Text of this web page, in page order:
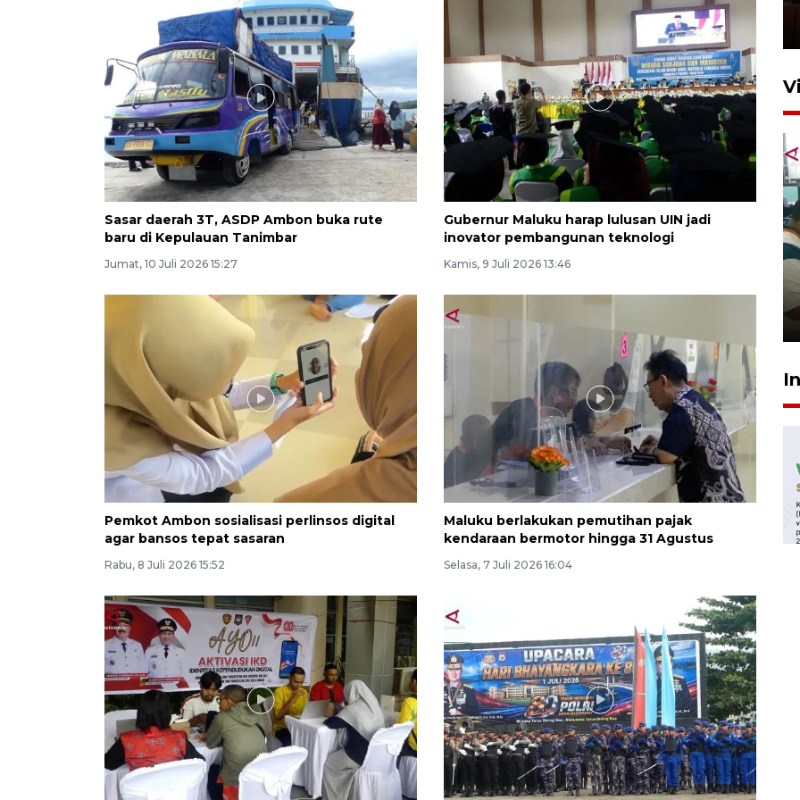
Sasar daerah 3T, ASDP Ambon buka rute
baru di Kepulauan Tanimbar
Jumat, 10 Juli 2026 15:27
Gubernur Maluku harap lulusan UIN jadi
inovator pembangunan teknologi
Kamis, 9 Juli 2026 13:46
Pemkot Ambon sosialisasi perlinsos digital
agar bansos tepat sasaran
Rabu, 8 Juli 2026 15:52
Maluku berlakukan pemutihan pajak
kendaraan bermotor hingga 31 Agustus
Selasa, 7 Juli 2026 16:04
Ambon ajak semua pihak buka
ruang pada anak di lembaga
pembinaan
23 Juli 2026 14:28